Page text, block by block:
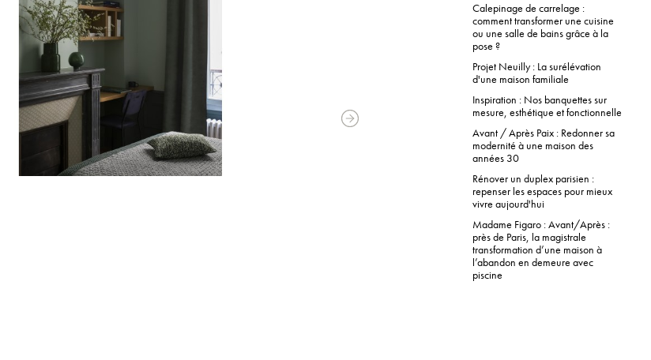
Calepinage de carrelage :
comment transformer une cuisine
ou une salle de bains grâce à la
pose ?
Projet Neuilly : La surélévation
d'une maison familiale
Inspiration : Nos banquettes sur
mesure, esthétique et fonctionnelle
Avant / Après Paix : Redonner sa
modernité à une maison des
années 30
Rénover un duplex parisien :
repenser les espaces pour mieux
vivre aujourd'hui
Madame Figaro : Avant/Après :
près de Paris, la magistrale
transformation d’une maison à
l’abandon en demeure avec
piscine